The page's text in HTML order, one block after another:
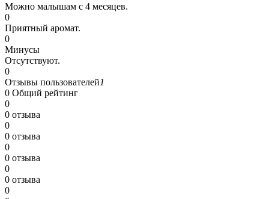
Можно малышам с 4 месяцев.
0
Приятный аромат.
0
Минусы
Отсутствуют.
0
Отзывы пользователей1
0 Общий рейтинг
0
0 отзыва
0
0 отзыва
0
0 отзыва
0
0 отзыва
0